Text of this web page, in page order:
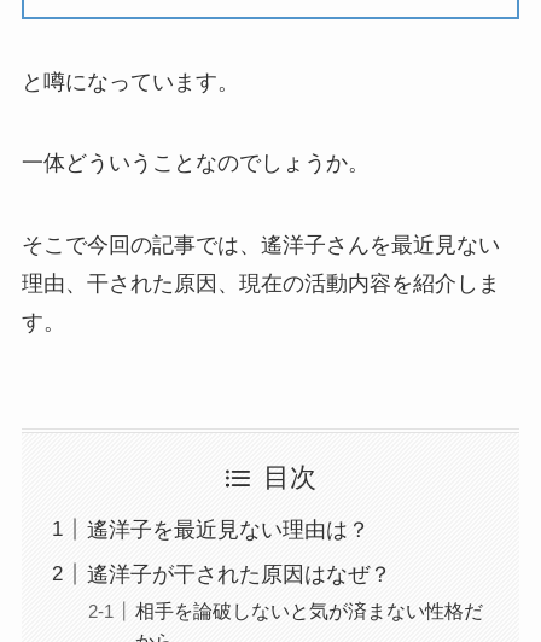
と噂になっています。
一体どういうことなのでしょうか。
そこで今回の記事では、遙洋子さんを最近見ない
理由、干された原因、現在の活動内容を紹介しま
す。
目次
遙洋子を最近見ない理由は？
遙洋子が干された原因はなぜ？
相手を論破しないと気が済まない性格だ